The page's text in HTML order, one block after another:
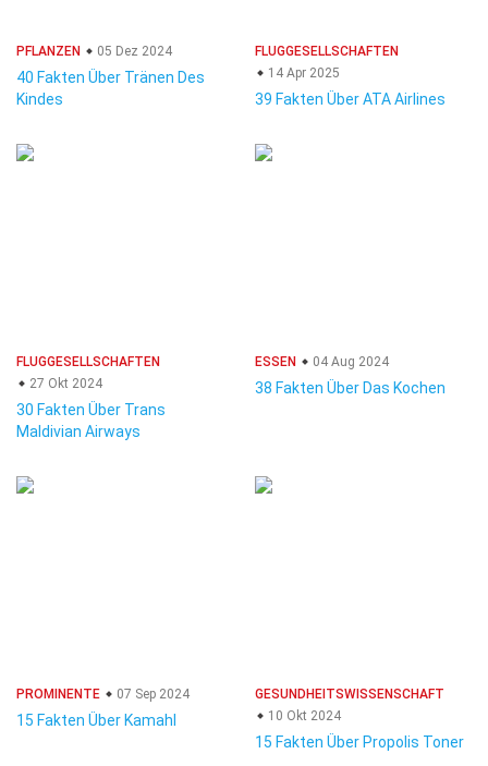
PFLANZEN 05 Dez 2024
40 Fakten Über Tränen Des
Kindes
FLUGGESELLSCHAFTEN
14 Apr 2025
39 Fakten Über ATA Airlines
FLUGGESELLSCHAFTEN
27 Okt 2024
30 Fakten Über Trans
Maldivian Airways
ESSEN 04 Aug 2024
38 Fakten Über Das Kochen
PROMINENTE 07 Sep 2024
15 Fakten Über Kamahl
GESUNDHEITSWISSENSCHAFT
10 Okt 2024
15 Fakten Über Propolis Toner